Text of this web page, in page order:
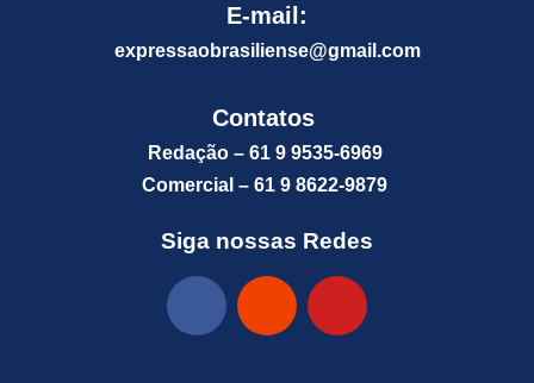
E-mail:
expressaobrasiliense@gmail.com
Contatos
Redação – 61 9 9535-6969
Comercial – 61 9 8622-9879
Siga nossas Redes